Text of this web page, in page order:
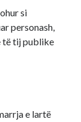
si
personash,
të tij publike
e lartë